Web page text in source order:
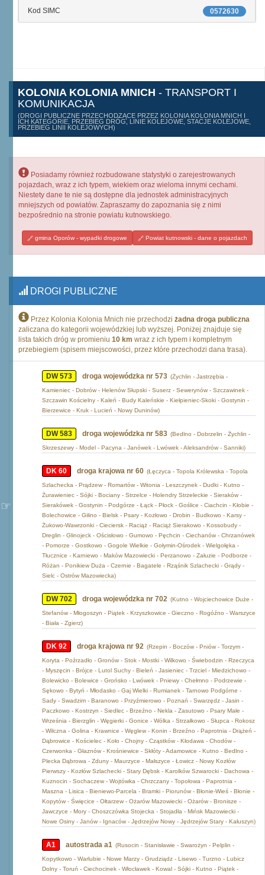
0572630
Kod SIMC
KOLONIA KOLONIA MNICH - TRANSPORT I
KOMUNIKACJA
(DROGI PUBLICZNE PRZECHODZĄCE PRZEZ KOLONIA KOLONIA MNICH I
ICH KATEGORIE, PRZEBIEG DRÓG, LINIE KOLEJOWE, STACJE KOLEJOWE,
PRZEBIEG LINII KOLEJOWYCH)
Posiadamy również rozbudowane statystyki o zarejestrowanych
pojazdach, wraz z ich typem, wiekiem oraz wieloma innymi cechami.
Niestety dane te nie są dostępne dla jednostek administracyjnych
mniejszych od powiatów. Zapraszamy do zapoznania się z nimi
bezpośrednio na stronie powiatu kutnowskiego.
gmina Oporów - wypadki drogowe Powiat kutnowski - dane o pojazdach
DROGI PUBLICZNE
Przez Kolonia Kolonia Mnich nie przechodzi żadna droga publiczna
zaliczana do kategorii wojewódzkiej lub wyższej. Poniżej znajduje się
lista takich dróg w promieniu 10 km wraz z ich typem i kompletnym
przebiegiem (spisem miejscowości, przez które przechodzi dana trasa).
DW 573 droga wojewódzka nr 573 (Żychlin - Jastrzębia -
Kamieniec - Dobrów - Helenów Słupski - Suserz - Sewerynów - Szczawinek -
Szczawin Kościelny - Kaleń - Budy Kaleńskie - Kiełpieniec-Skoki - Gostynin -
Bierzewice - Kruk - Lucień - Nowy Duninów)
DW 583 droga wojewódzka nr 583 (Bedlno - Dobrzelin - Żychlin -
Skrzeszewy - Model - Pacyna - Janówek - Lwówek - Aleksandrów - Sanniki)
DK 60 droga krajowa nr 60 (Łęczyca - Topola Królewska - Topola
Szlachecka - Prądzew - Romartów - Witonia - Leszczynek - Dudki - Kutno -
Żurawieniec - Sójki - Bociany - Strzelce - Holendry Strzeleckie - Sieraków -
Sierakówek - Gostynin - Podgórze - Łąck - Płock - Goślice - Ciachcin - Kłobie -
Bolechowice - Gilino - Bielsk - Psary - Kozłowo - Drobin - Budkowo - Karsy -
Żukowo-Wawrzonki - Cieciersk - Raciąż - Raciąż Sierakowo - Kossobudy -
Dreglin - Glinojeck - Ościsłowo - Gumowo - Pęchcin - Ciechanów - Chrzanówek
- Pomorze - Gostkowo - Gogole Wielkie - Gołymin-Ośrodek - Wielgołęka -
Tłucznice - Karniewo - Maków Mazowiecki - Perzanowo - Załuzie - Podborze -
Różan - Ponikiew Duża - Czernie - Bagatele - Rząśnik Szlachecki - Grądy -
Sielc - Ostrów Mazowiecka)
DW 702 droga wojewódzka nr 702 (Kutno - Wojciechowice Duże -
Stefanów - Młogoszyn - Piątek - Krzyszkowice - Gieczno - Rogóźno - Warszyce
- Biała - Zgierz)
DK 92 droga krajowa nr 92 (Rzepin - Boczów - Pniów - Torzym -
Koryta - Poźrzadło - Gronów - Stok - Mostki - Wilkowo - Świebodzin - Rzeczyca
- Myszęcin - Brójce - Lutol Suchy - Bieleń - Jasieniec - Trzciel - Miedzichowo -
Bolewicko - Bolewice - Grońsko - Lwówek - Pniewy - Chełmno - Podrzewie -
Sękowo - Bytyń - Młodasko - Gaj Wielki - Rumianek - Tarnowo Podgórne -
Sady - Swadzim - Baranowo - Przyźmierowo - Poznań - Swarzędz - Jasin -
Paczkowo - Kostrzyn - Siedlec - Brzeźno - Nekla - Zasutowo - Psary Małe -
Września - Bierzglin - Węgierki - Gonice - Wólka - Strzałkowo - Słupca - Rokosz
- Wilczna - Golina - Krawnice - Węglew - Konin - Brzeźno - Paprotnia - Drążeń -
Dąbrowice - Kościelec - Koło - Chojny - Cząstków - Kłodawa - Chodów -
Czerwonka - Głaznów - Krośniewice - Skłóty - Adamowice - Kutno - Bedlno -
Plecka Dąbrowa - Zduny - Maurzyce - Małszyce - Łowicz - Nowy Kozłów
Pierwszy - Kozłów Szlachecki - Stary Dębsk - Karolków Szwarocki - Dachowa -
Kuznocin - Sochaczew - Wojtówka - Chrzczany - Topołowa - Paprotnia -
Maszna - Lisica - Bieniewo-Parcela - Bramki - Piorunów - Błonie-Wieś - Błonie -
Kopytów - Święcice - Ołtarzew - Ożarów Mazowiecki - Ożarów - Bronisze -
Jawczyce - Mory - Choszczówka Stojecka - Stojadła - Mińsk Mazowiecki -
Nowe Osiny - Janów - Ignaców - Jędrzejów Nowy - Jędrzejów Stary - Kałuszyn)
A1 autostrada a1 (Rusocin - Stanisławie - Swarożyn - Pelplin -
Kopytkowo - Warlubie - Nowe Marzy - Grudziądz - Lisewo - Turzno - Lubicz
Dolny - Toruń - Ciechocinek - Włocławek - Kowal - Sójki - Kutno - Piątek -